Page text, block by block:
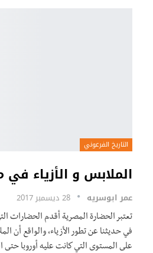
التاريخ الفرعوني
الملابس و الأزياء
عمر ابوسريه 28 ديسمبر 2017
تعتبر الحضارة المصرية أقدم الحضارات
في حديثنا عن تطور الأزياء، والواقع أن
على المستوى التي كانت عليه أوروبا